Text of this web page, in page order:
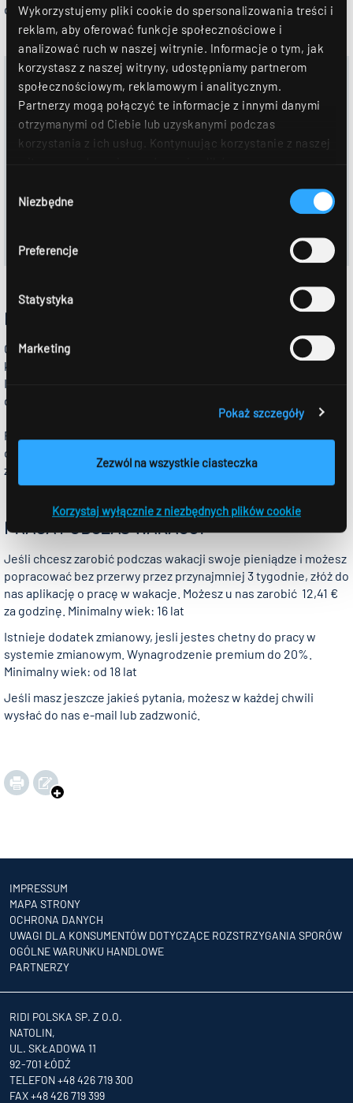
Wykorzystujemy pliki cookie do spersonalizowania treści i
reklam, aby oferować funkcje społecznościowe i
analizować ruch w naszej witrynie. Informacje o tym, jak
korzystasz z naszej witryny, udostępniamy partnerom
społecznościowym, reklamowym i analitycznym.
Partnerzy mogą połączyć te informacje z innymi danymi
otrzymanymi od Ciebie lub uzyskanymi podczas
korzystania z ich usług. Kontynuując korzystanie z naszej
szczegóły można znaleźć w naszym
oświadczeniu o
zgody
Niezbędne
Preferencje
Statystyka
Marketing
Pokaż szczegóły
Zezwól na wszystkie ciasteczka
Korzystaj wyłącznie z niezbędnych plików cookie
donaszych ofert zatrudnienia.
PDF
Ausbildungsbetrieb 2025
PRAKTYKA
Chciałbyś tylko posmakować, czy też odbyć podczas wakacji
kilkutygodniową praktykę? Zwróć się więc po prostu do nas.
Istnieje u nas wiele możliwości na to, aby zebrać pierwsze
doświadczenia w pracy.
Poinformuj nas po prostu o swoich wyobrażeniach i opisz, co
chciałbyś u nas przeżyć. Najlepiej napisz do nas E-Mail albo
zadzwoń.
PRACA PODCZAS WAKACJI
Jeśli chcesz zarobić podczas wakacji swoje pieniądze i możesz
popracować bez przerwy przez przynajmniej 3 tygodnie, złóż do
nas aplikację o pracę w wakacje. Możesz u nas zarobić 12,41 €
za godzinę. Minimalny wiek: 16 lat
Istnieje dodatek zmianowy, jesli jestes chetny do pracy w
systemie zmianowym. Wynagrodzenie premium do 20%.
Minimalny wiek: od 18 lat
Jeśli masz jeszcze jakieś pytania, możesz w każdej chwili
wysłać do nas e-mail lub zadzwonić.
IMPRESSUM
MAPA STRONY
OCHRONA DANYCH
UWAGI DLA KONSUMENTÓW DOTYCZĄCE ROZSTRZYGANIA SPORÓW
OGÓLNE WARUNKU HANDLOWE
PARTNERZY
RIDI POLSKA SP. Z O.O.
NATOLIN,
UL. SKŁADOWA 11
92-701 ŁÓDŹ
TELEFON +48 426 719 300
FAX +48 426 719 399